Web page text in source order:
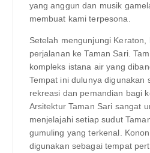
yang anggun dan musik
membuat kami terpesona.
Setelah mengunjungi Keraton,
perjalanan ke Taman Sari.
kompleks istana air yang
Tempat ini dulunya digunakan
rekreasi dan pemandian bagi
Arsitektur Taman Sari sangat
menjelajahi setiap sudut
gumuling yang terkenal.
digunakan sebagai tempat